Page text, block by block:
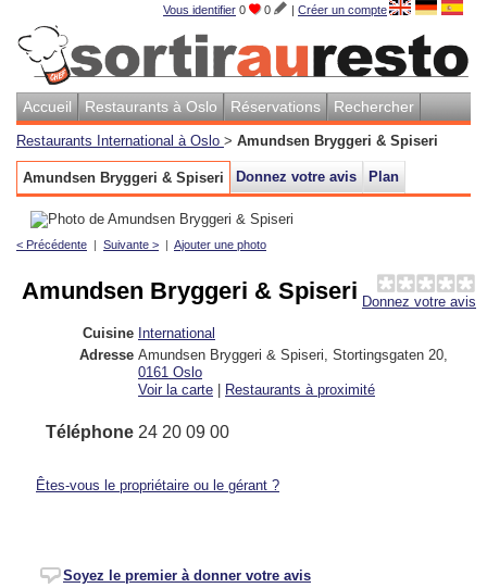
Vous identifier 0 0 | Créer un compte
Accueil Restaurants à Oslo Réservations Rechercher
Restaurants International à Oslo > Amundsen Bryggeri & Spiseri
Amundsen Bryggeri & Spiseri Donnez votre avis Plan
< Précédente | Suivante > | Ajouter une photo
Donnez votre avis
Amundsen Bryggeri & Spiseri
Cuisine International
Adresse Amundsen Bryggeri & Spiseri, Stortingsgaten 20
0161 Oslo
Voir la carte
Restaurants à proximité
Téléphone 24 20 09 00
Êtes-vous le propriétaire ou le gérant ?
Soyez le premier à donner votre avis